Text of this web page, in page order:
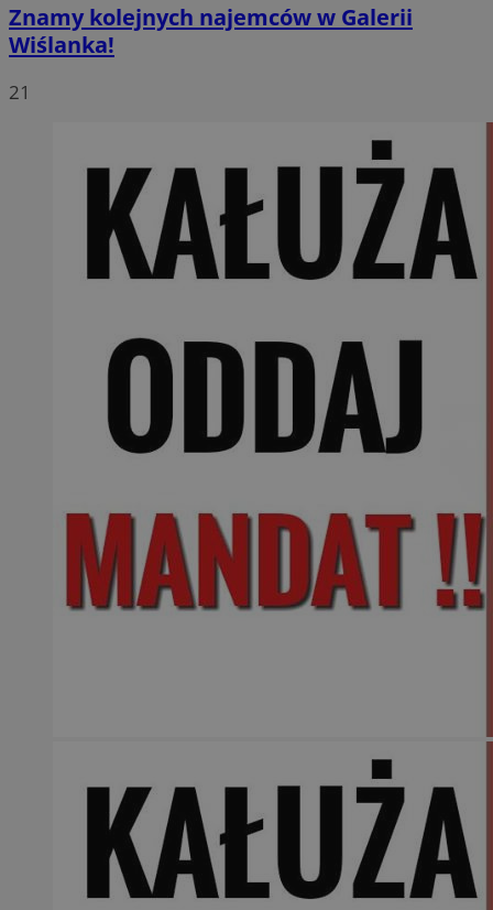
Znamy kolejnych najemców w Galerii
Wiślanka!
21